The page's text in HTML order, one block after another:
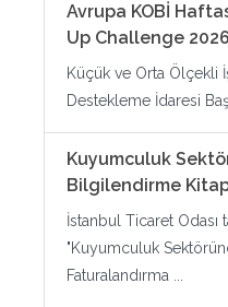
Avrupa KOBİ
Up Challenge 2026
Küçük ve Orta Ölçekli
Destekleme İdaresi
Kuyumculuk
Bilgilendirme
İstanbul Ticaret Odası
"Kuyumculuk
Faturalandırma ...